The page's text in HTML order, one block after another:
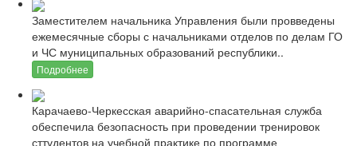
Заместителем начальника Управления были провведены
ежемесячные сборы с начальниками отделов по делам ГО
и ЧС муниципальных образований республики..
Подробнее
Карачаево-Черкесская аварийно-спасательная служба
обеспечила безопасность при проведении тренировок
сттудентов на учебной практике по программе